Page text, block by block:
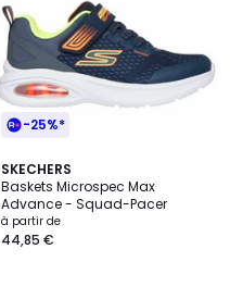
-25%*
SKECHERS
Baskets Microspec Max
Advance - Squad-Pacer
à partir de
44,85 €
2
Couleurs